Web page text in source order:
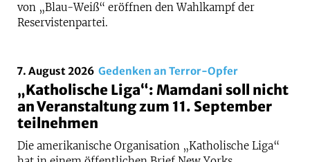
von „Blau-Weiß“ eröffnen den Wahlkampf der
Reservistenpartei.
7. August 2026 Gedenken an Terror-Opfer
„Katholische Liga“: Mamdani soll nicht
an Veranstaltung zum 11. September
teilnehmen
Die amerikanische Organisation „Katholische Liga“